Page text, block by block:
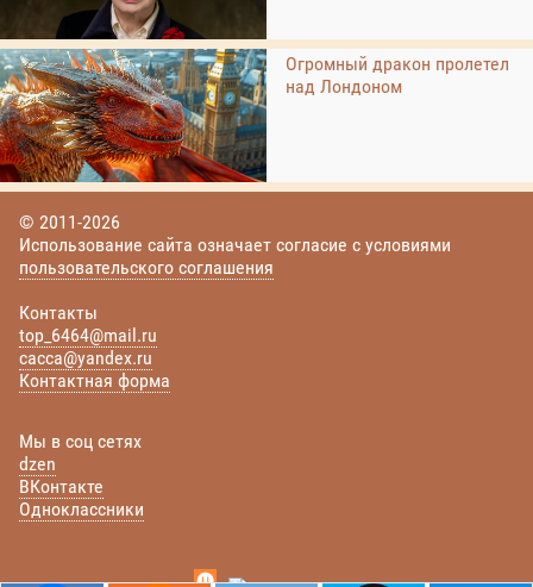
Огромный дракон пролетел
над Лондоном
© 2011-2026
Использование сайта означает согласие с условиями
пользовательского соглашения
Контакты
top_6464@mail.ru
cacca@yandex.ru
Контактная форма
Мы в соц сетях
dzen
ВКонтакте
Одноклассники